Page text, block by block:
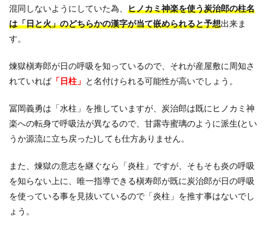
混同しないようにしていた為、 ヒノカミ神楽を使う炭治郎の柱名
は「日と火」のどちらかの漢字が当て嵌められると予想出来ま
す。
煉獄槇寿郎が日の呼吸を知っているので、それが産屋敷に周知さ
れていれば「日柱」 と名付けられる可能性が高いでしょう。
冨岡義勇は「水柱」を推していますが、炭治郎は既にヒノカミ神
楽への転身で呼吸法が異なるので、甘露寺蜜璃のように派生(とい
うか源流に立ち戻った)しても仕方ありません。
また、煉獄の意志を継ぐなら「炎柱」ですが、そもそも炎の呼吸
を知らない上に、唯一指導できる槇寿郎が既に炭治郎が日の呼吸
を使っている事を見抜いているので「炎柱」を推す事はないでし
ょう。